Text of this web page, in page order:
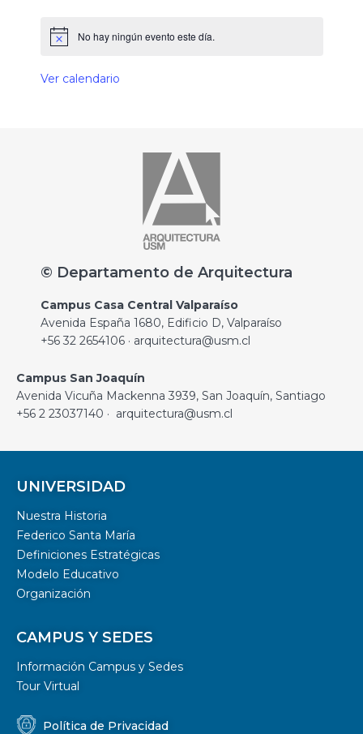
No hay ningún evento este día.
Ver calendario
© Departamento de Arquitectura
Campus Casa Central Valparaíso
Avenida España 1680, Edificio D, Valparaíso
+56 32 2654106 · arquitectura@usm.cl
Campus San Joaquín
Avenida Vicuña Mackenna 3939, San Joaquín, Santiago
+56 2 23037140 · arquitectura@usm.cl
UNIVERSIDAD
Nuestra Historia
Federico Santa María
Definiciones Estratégicas
Modelo Educativo
Organización
CAMPUS Y SEDES
Información Campus y Sedes
Tour Virtual
Política de Privacidad